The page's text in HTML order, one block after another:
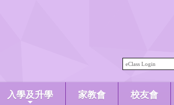
入學及升學 家教會 校友會